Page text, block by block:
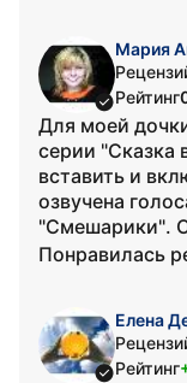
Мария
Рейтинг
Для моей
серии "Сказка
вставить и
озвучена
"Смешарики".
Понравилась
Елена
Рейтинг